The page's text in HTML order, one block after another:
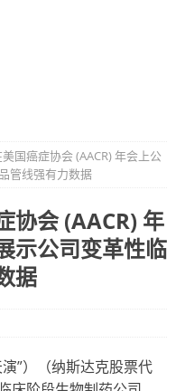
国癌症协会 (AACR) 年会上公
管线强有力数据
协会 (AACR) 年
示公司变革性临
据
”）（纳斯达克股票代